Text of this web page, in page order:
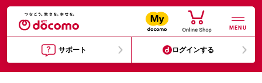
MENU
サポート ログインする